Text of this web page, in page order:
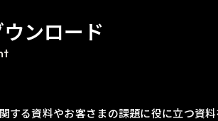
ンロード
する資料やお客さまの課題に役に立つ資料